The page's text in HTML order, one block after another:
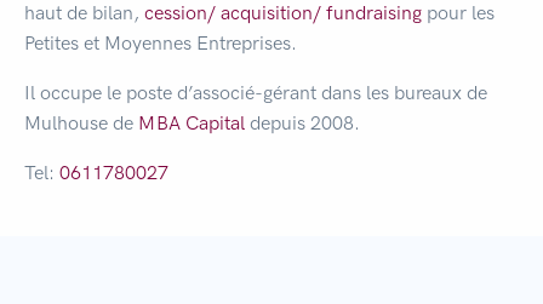
haut de bilan, cession/ acquisition/ fundraising pour les
Petites et Moyennes Entreprises.
Il occupe le poste d’associé-gérant dans les bureaux de
Mulhouse de MBA Capital depuis 2008.
Tel: 0611780027